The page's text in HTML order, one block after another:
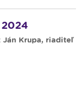
2024
Ján Krupa, riaditeľ